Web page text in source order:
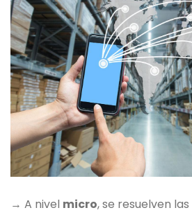
→ A nivel micro, se resuelven